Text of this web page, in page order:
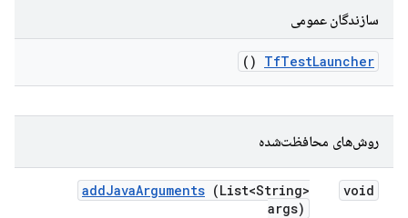
سازندگان عمومی
TfTestLauncher
()
روش‌های محافظت‌شده
void
addJavaArguments (List<String>
args)